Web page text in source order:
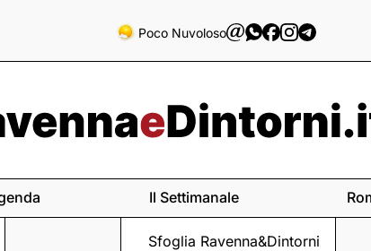
Poco Nuvoloso
Il Settimanale
Sfoglia Ravenna&Dintorni